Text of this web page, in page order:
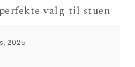
valg til stuen
2025